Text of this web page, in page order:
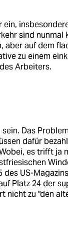
ein,
sind nunmal
auf dem
zu einem
Arbeiters.
Das
dafür
es trifft ja
US-
Platz 24 der
nicht zu "den